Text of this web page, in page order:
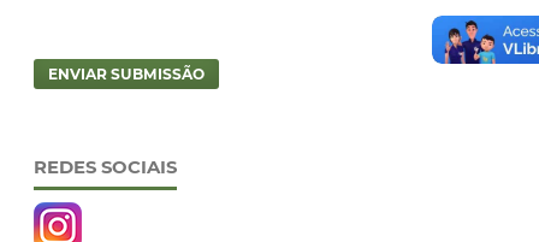
ENVIAR SUBMISSÃO
REDES SOCIAIS